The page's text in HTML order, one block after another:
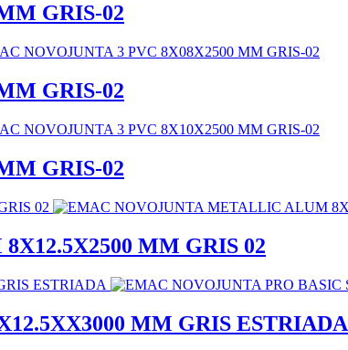
GRIS-02
GRIS-02
GRIS-02
MM GRIS 02
MM GRIS ESTRIADA